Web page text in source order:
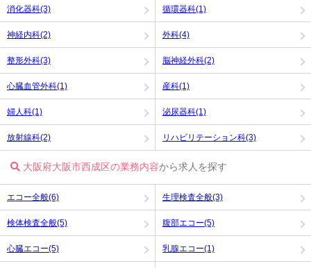
消化器科(3) 循環器科(1)
神経内科(2) 外科(4)
整形外科(3) 脳神経外科(2)
心臓血管外科(1) 産科(1)
婦人科(1) 泌尿器科(1)
放射線科(2) リハビリテーション科(3)
大阪府大阪市西成区の業務内容から求人を探す
エコー全般(6) 生理検査全般(3)
検体検査全般(5) 腹部エコー(5)
心臓エコー(5) 乳腺エコー(1)